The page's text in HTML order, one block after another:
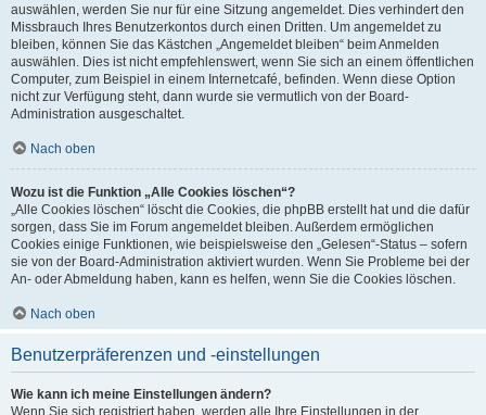
auswählen, werden Sie nur für eine Sitzung angemeldet. Dies verhindert den
Missbrauch Ihres Benutzerkontos durch einen Dritten. Um angemeldet zu
bleiben, können Sie das Kästchen „Angemeldet bleiben“ beim Anmelden
auswählen. Dies ist nicht empfehlenswert, wenn Sie sich an einem öffentlichen
Computer, zum Beispiel in einem Internetcafé, befinden. Wenn diese Option
nicht zur Verfügung steht, dann wurde sie vermutlich von der Board-
Administration ausgeschaltet.
Nach oben
Wozu ist die Funktion „Alle Cookies löschen“?
„Alle Cookies löschen“ löscht die Cookies, die phpBB erstellt hat und die dafür
sorgen, dass Sie im Forum angemeldet bleiben. Außerdem ermöglichen
Cookies einige Funktionen, wie beispielsweise den „Gelesen“-Status – sofern
sie von der Board-Administration aktiviert wurden. Wenn Sie Probleme bei der
An- oder Abmeldung haben, kann es helfen, wenn Sie die Cookies löschen.
Nach oben
Benutzerpräferenzen und -einstellungen
Wie kann ich meine Einstellungen ändern?
Wenn Sie sich registriert haben, werden alle Ihre Einstellungen in der